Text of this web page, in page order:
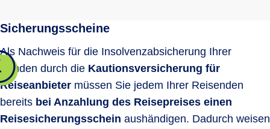
Sicherungsscheine
Als Nachweis für die Insolvenzabsicherung Ihrer
Kunden durch die Kautionsversicherung für
Reiseanbieter müssen Sie jedem Ihrer Reisenden
bereits bei Anzahlung des Reisepreises einen
Reisesicherungsschein aushändigen. Dadurch weisen